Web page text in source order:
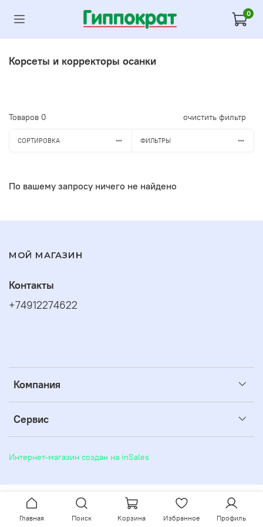
0
Корсеты и корректоры осанки
Товаров 0 очистить фильтр
СОРТИРОВКА ФИЛЬТРЫ
По вашему запросу ничего не найдено
МОЙ МАГАЗИН
Компания
Сервис
Контакты
+74912274622
Интернет-магазин создан на inSales
Главная Поиск Корзина Избранное Профиль